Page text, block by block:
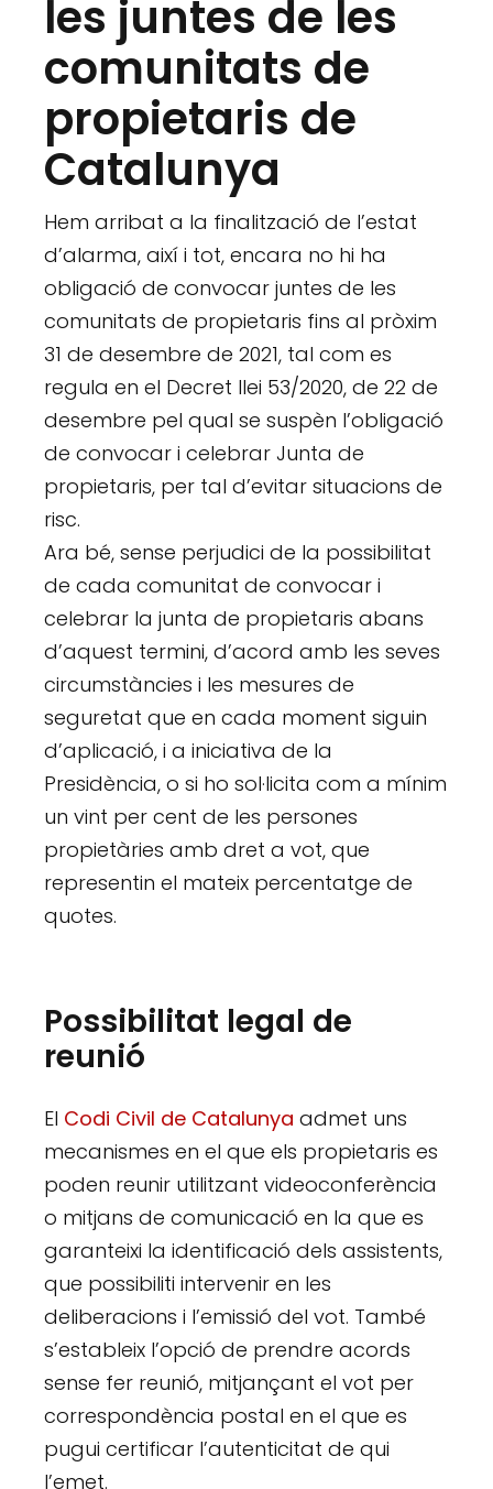
les juntes de les
comunitats de
propietaris de
Catalunya
Hem arribat a la finalització de l’estat
d’alarma, així i tot, encara no hi ha
obligació de convocar juntes de les
comunitats de propietaris fins al pròxim
31 de desembre de 2021, tal com es
regula en el Decret llei 53/2020, de 22 de
desembre pel qual se suspèn l’obligació
de convocar i celebrar Junta de
propietaris, per tal d’evitar situacions de
risc.
Ara bé, sense perjudici de la possibilitat
de cada comunitat de convocar i
celebrar la junta de propietaris abans
d’aquest termini, d’acord amb les seves
circumstàncies i les mesures de
seguretat que en cada moment siguin
d’aplicació, i a iniciativa de la
Presidència, o si ho sol·licita com a mínim
un vint per cent de les persones
propietàries amb dret a vot, que
representin el mateix percentatge de
quotes.
Possibilitat legal de
reunió
El Codi Civil de Catalunya admet uns
mecanismes en el que els propietaris es
poden reunir utilitzant videoconferència
o mitjans de comunicació en la que es
garanteixi la identificació dels assistents,
que possibiliti intervenir en les
deliberacions i l’emissió del vot. També
s’estableix l’opció de prendre acords
sense fer reunió, mitjançant el vot per
correspondència postal en el que es
pugui certificar l’autenticitat de qui
l’emet.